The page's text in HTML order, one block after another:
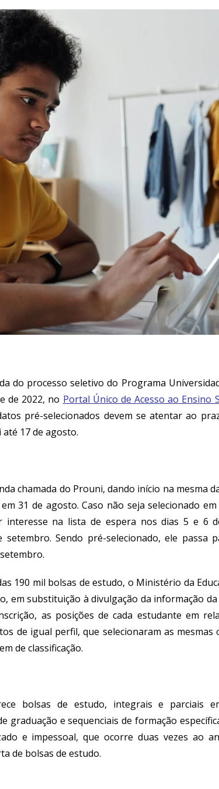
do processo seletivo do Programa
de 2022, no Portal Único de Acesso ao Ensino
pré-selecionados devem se atentar ao
17 de agosto.
chamada do Prouni, dando início na mesma
31 de agosto. Caso não seja selecionado
interesse na lista de espera nos dias 5 e 6
Sendo pré-selecionado, ele passa
190 mil bolsas de estudo, o Ministério da
em substituição à divulgação da informação
as posições de cada estudante em
de igual perfil, que selecionaram as mesmas
de classificação.
bolsas de estudo, integrais e parciais
graduação e sequenciais de formação
e impessoal, que ocorre duas vezes ao
de bolsas de estudo.